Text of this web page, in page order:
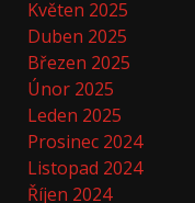
Květen 2025
Duben 2025
Březen 2025
Únor 2025
Leden 2025
Prosinec 2024
Listopad 2024
Říjen 2024